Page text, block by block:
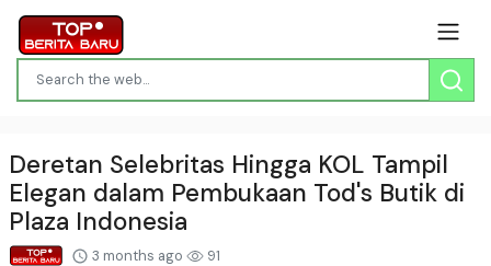
Deretan Selebritas Hingga KOL Tampil
Elegan dalam Pembukaan Tod's Butik di
Plaza Indonesia
3 months ago 91